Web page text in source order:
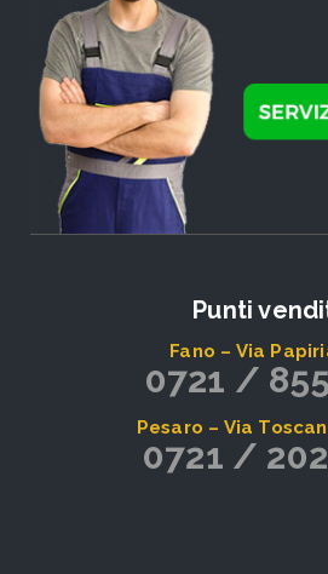
Punti
Fano – Via
0721 /
Pesaro – Via
0721 /